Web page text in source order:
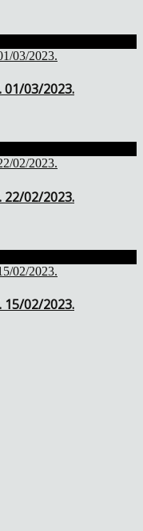
01/03/2023.
22/02/2023.
15/02/2023.